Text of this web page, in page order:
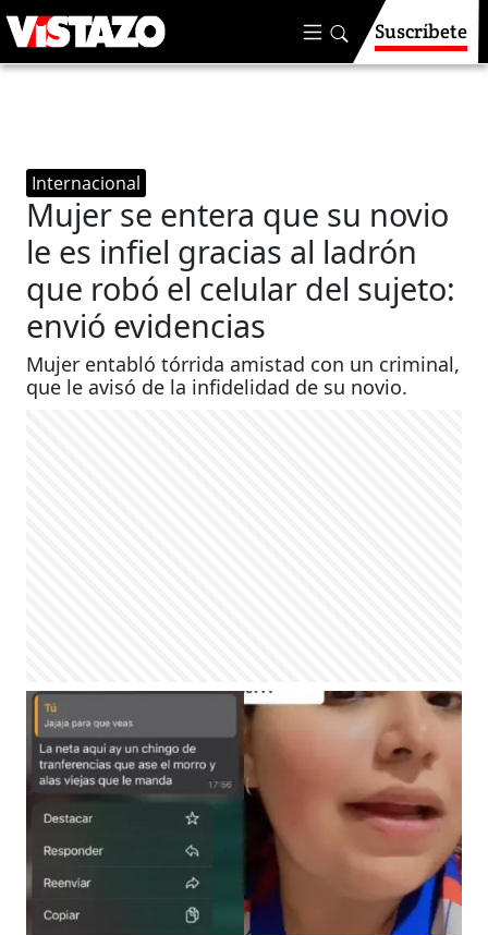
Suscríbete
Internacional
Mujer se entera que su novio
le es infiel gracias al ladrón
que robó el celular del sujeto:
envió evidencias
Mujer entabló tórrida amistad con un criminal,
que le avisó de la infidelidad de su novio.